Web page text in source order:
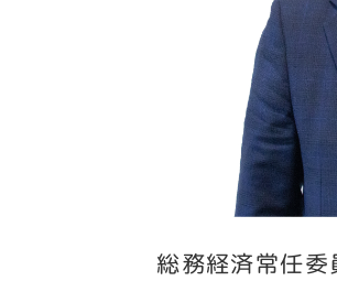
総務経済常任